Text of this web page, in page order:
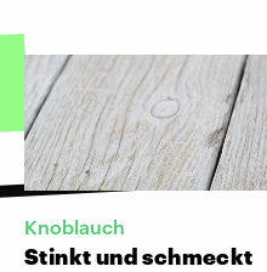
Knoblauch
Stinkt und schmeckt